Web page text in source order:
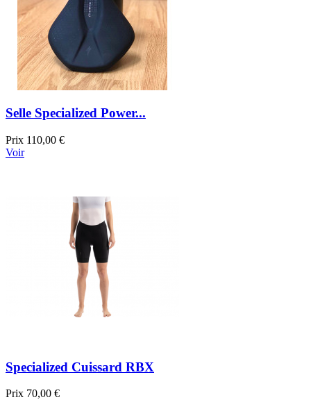
Selle Specialized Power...
Prix 110,00 €
Voir
Specialized Cuissard RBX
Prix 70,00 €